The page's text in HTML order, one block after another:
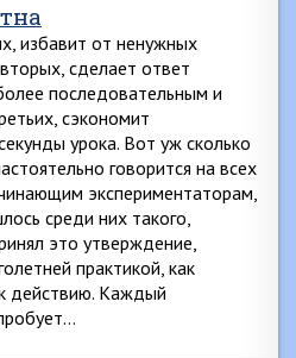
избавит от ненужных
сделает ответ
последовательным и
сэкономит
урока. Вот уж сколько
говорится на всех
экспериментаторам,
среди них такого,
это утверждение,
практикой, как
действию. Каждый